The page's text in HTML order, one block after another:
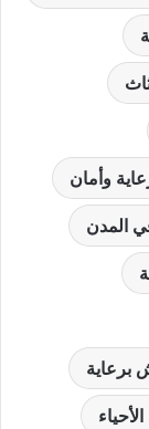
وأمان
المدن
برعاية